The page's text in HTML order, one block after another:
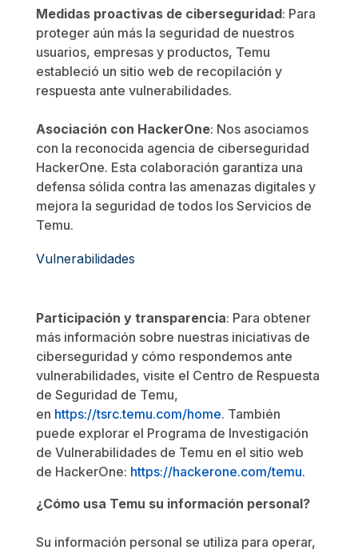
Medidas proactivas de ciberseguridad: Para
proteger aún más la seguridad de nuestros
usuarios, empresas y productos, Temu
estableció un sitio web de recopilación y
respuesta ante vulnerabilidades.
Asociación con HackerOne: Nos asociamos
con la reconocida agencia de ciberseguridad
HackerOne. Esta colaboración garantiza una
defensa sólida contra las amenazas digitales y
mejora la seguridad de todos los Servicios de
Temu.
Vulnerabilidades
Participación y transparencia: Para obtener
más información sobre nuestras iniciativas de
ciberseguridad y cómo respondemos ante
vulnerabilidades, visite el Centro de Respuesta
de Seguridad de Temu,
en https://tsrc.temu.com/home. También
puede explorar el Programa de Investigación
de Vulnerabilidades de Temu en el sitio web
de HackerOne: https://hackerone.com/temu.
¿Cómo usa Temu su información personal?
Su información personal se utiliza para operar,